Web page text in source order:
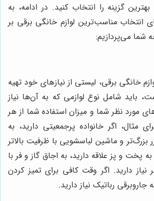
گزینه را انتخاب کنید. در ادامه، به
انتخاب مناسب‌ترین لوازم خانگی برقی بر
شما می‌پردازیم:
خانگی برقی، لیستی از نیازهای خود تهیه
باید شامل نوع لوازمی که به آن‌ها نیاز
مورد نظر شما و میزان استفاده شما از هر
مثال، اگر خانواده پرجمعیتی دارید، به
بزرگ‌تر و ماشین لباسشویی با ظرفیت بالاتر
به پخت و پز علاقه دارید، به اجاق گاز و فر با
نیاز دارید. اگر وقت کافی برای تمیز کردن
جاروبرقی رباتیک نیاز دارید.